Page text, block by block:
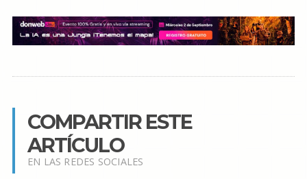
COMPARTIR ESTE
ARTÍCULO
EN LAS REDES SOCIALES